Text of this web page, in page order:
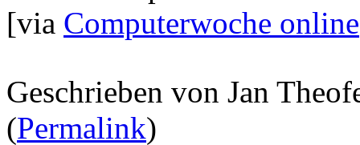
[via Computerwoche online
Geschrieben von Jan
(Permalink)